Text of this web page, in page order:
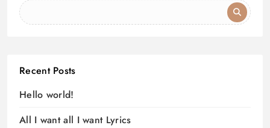
Recent Posts
Hello world!
All I want all I want Lyrics